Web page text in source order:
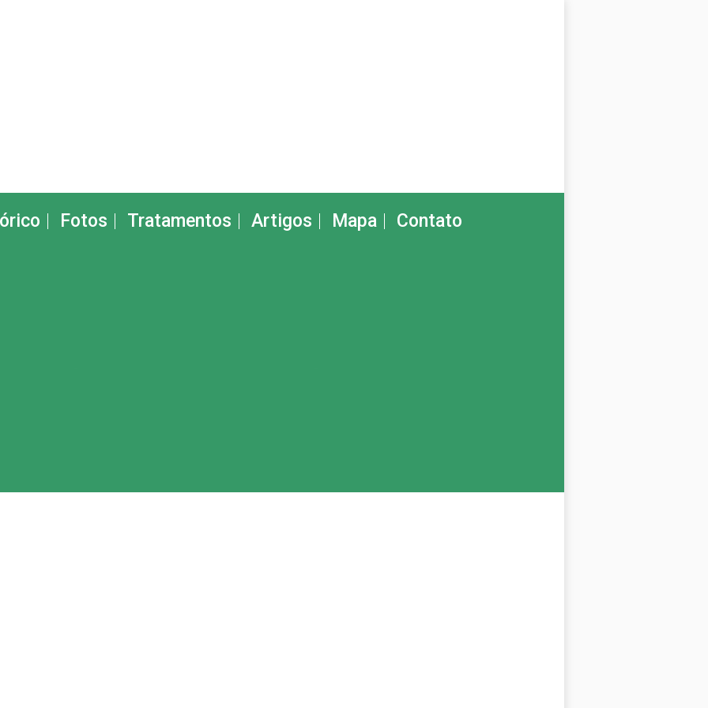
Fotos Tratamentos Artigos Mapa Contato